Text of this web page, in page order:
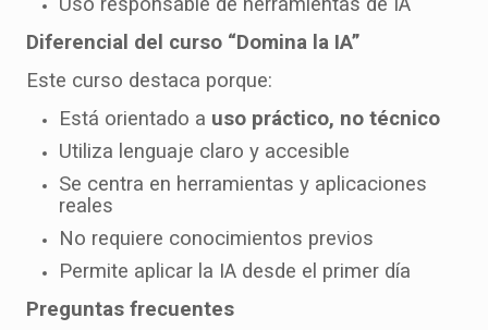
Diferencial del curso “Domina la IA”
Este curso destaca porque:
Está orientado a uso práctico, no técnico
Utiliza lenguaje claro y accesible
Se centra en herramientas y aplicaciones
reales
No requiere conocimientos previos
Permite aplicar la IA desde el primer día
Preguntas frecuentes